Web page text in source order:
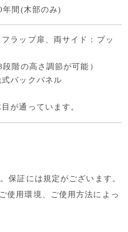
年間(木部のみ)
フラップ扉、両サイド：プッ
階の高さ調節が可能）
式バックパネル
が通っています。
保証には規定がございます。
使用環境、ご使用方法によっ